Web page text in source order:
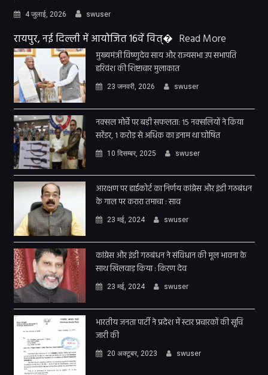
4 जुलाई, 2026 swuser
रायपुर, नई दिल्ली में आयोजित 16वें वित्� Read More
मुख्यमंत्री विष्णुदेव साय और राज्यसभा उप सभापति
हरिवंश की शिष्टाचार मुलाकात
23 जनवरी, 2026 swuser
नक्सल मोर्चे पर बड़ी सफलता: 15 नक्सलियों ने किया
सरेंडर, 1 करोड़ से अधिक का इनाम था घोषित
10 दिसम्बर, 2025 swuser
आरक्षण पर हाईकोर्ट का निर्णय कांग्रेस और इंडी गठबंधन
के गाल पर करारा तमाचा : साव
23 मई, 2024 swuser
कांग्रेस और इंडी गठबंधन ने संविधान की मूल भावना के
साथ खिलवाड़ किया : किरण देव
23 मई, 2024 swuser
भारतीय जनता पार्टी ने प्रदेश में स्टार प्रचारकों की सूचि
जारी की
20 अक्टूबर, 2023 swuser